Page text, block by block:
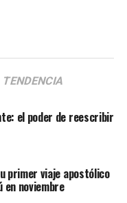
TENDENCIA
el poder de reescribir
primer viaje apostólico
en noviembre